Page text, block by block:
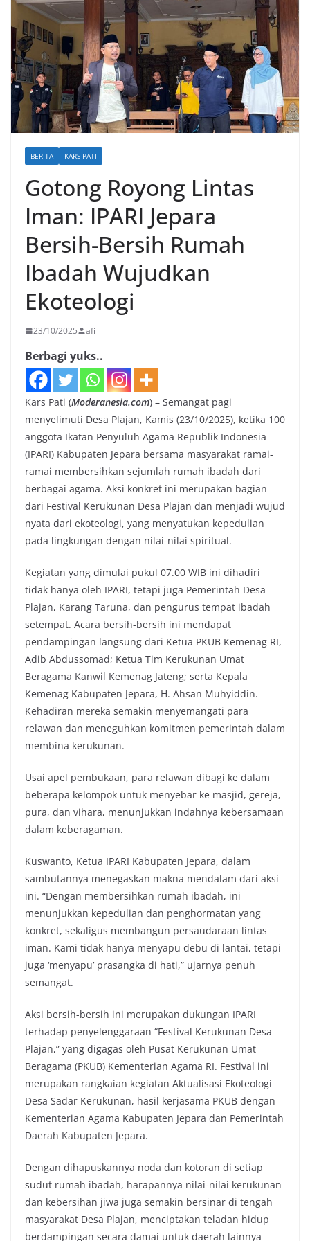
BERITA KARS PATI
Gotong Royong Lintas
Iman: IPARI Jepara
Bersih-Bersih Rumah
Ibadah Wujudkan
Ekoteologi
23/10/2025 afi
Berbagi yuks..
Kars Pati (Moderanesia.com) – Semangat pagi
menyelimuti Desa Plajan, Kamis (23/10/2025), ketika 100
anggota Ikatan Penyuluh Agama Republik Indonesia
(IPARI) Kabupaten Jepara bersama masyarakat ramai-
ramai membersihkan sejumlah rumah ibadah dari
berbagai agama. Aksi konkret ini merupakan bagian
dari Festival Kerukunan Desa Plajan dan menjadi wujud
nyata dari ekoteologi, yang menyatukan kepedulian
pada lingkungan dengan nilai-nilai spiritual.
Kegiatan yang dimulai pukul 07.00 WIB ini dihadiri
tidak hanya oleh IPARI, tetapi juga Pemerintah Desa
Plajan, Karang Taruna, dan pengurus tempat ibadah
setempat. Acara bersih-bersih ini mendapat
pendampingan langsung dari Ketua PKUB Kemenag RI,
Adib Abdussomad; Ketua Tim Kerukunan Umat
Beragama Kanwil Kemenag Jateng; serta Kepala
Kemenag Kabupaten Jepara, H. Ahsan Muhyiddin.
Kehadiran mereka semakin menyemangati para
relawan dan meneguhkan komitmen pemerintah dalam
membina kerukunan.
Usai apel pembukaan, para relawan dibagi ke dalam
beberapa kelompok untuk menyebar ke masjid, gereja,
pura, dan vihara, menunjukkan indahnya kebersamaan
dalam keberagaman.
Kuswanto, Ketua IPARI Kabupaten Jepara, dalam
sambutannya menegaskan makna mendalam dari aksi
ini. “Dengan membersihkan rumah ibadah, ini
menunjukkan kepedulian dan penghormatan yang
konkret, sekaligus membangun persaudaraan lintas
iman. Kami tidak hanya menyapu debu di lantai, tetapi
juga ‘menyapu’ prasangka di hati,” ujarnya penuh
semangat.
Aksi bersih-bersih ini merupakan dukungan IPARI
terhadap penyelenggaraan “Festival Kerukunan Desa
Plajan,” yang digagas oleh Pusat Kerukunan Umat
Beragama (PKUB) Kementerian Agama RI. Festival ini
merupakan rangkaian kegiatan Aktualisasi Ekoteologi
Desa Sadar Kerukunan, hasil kerjasama PKUB dengan
Kementerian Agama Kabupaten Jepara dan Pemerintah
Daerah Kabupaten Jepara.
Dengan dihapuskannya noda dan kotoran di setiap
sudut rumah ibadah, harapannya nilai-nilai kerukunan
dan kebersihan jiwa juga semakin bersinar di tengah
masyarakat Desa Plajan, menciptakan teladan hidup
berdampingan secara damai untuk daerah lainnya